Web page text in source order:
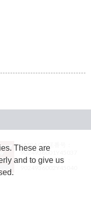
JASRAC許諾番号：
9024936001Y45037
JASRAC許諾番号：
These are
and to give us